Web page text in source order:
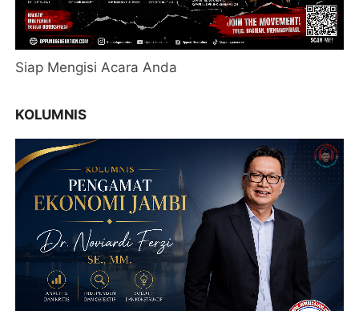
Siap Mengisi Acara Anda
KOLUMNIS